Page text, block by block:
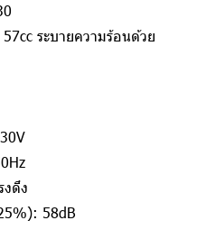
ระบายความร้อนด้วย
ดึง
58dB